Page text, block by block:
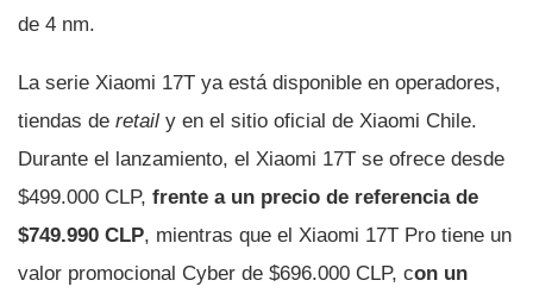
de 4 nm.
La serie Xiaomi 17T ya está disponible en operadores,
tiendas de retail y en el sitio oficial de Xiaomi Chile.
Durante el lanzamiento, el Xiaomi 17T se ofrece desde
$499.000 CLP, frente a un precio de referencia de
$749.990 CLP, mientras que el Xiaomi 17T Pro tiene un
valor promocional Cyber de $696.000 CLP, con un